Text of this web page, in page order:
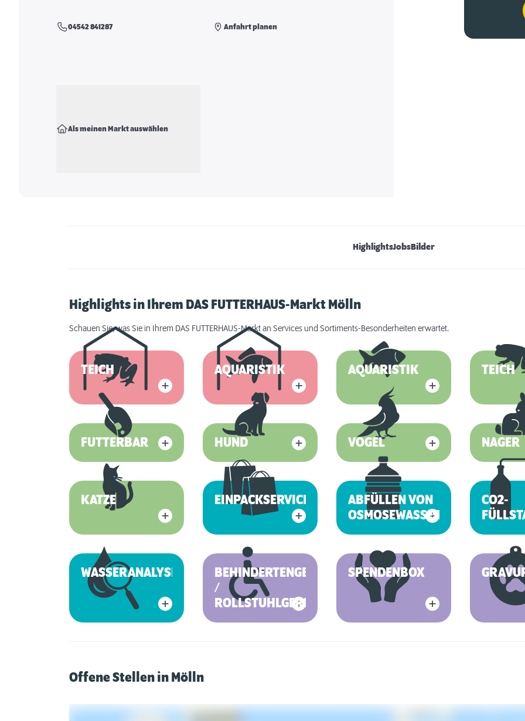
04542 841287 Anfahrt planen
Als meinen Markt auswählen
HighlightsJobsBilder
Highlights in Ihrem DAS FUTTERHAUS-Markt Mölln
Schauen Sie, was Sie in Ihrem DAS FUTTERHAUS-Markt an Services und Sortiments-Besonderheiten erwartet.
TEICH AQUARISTIK AQUARISTIK TEICH
FUTTERBAR HUND VOGEL NAGER
KATZE EINPACKSERVICE
ABFÜLLEN VON
OSMOSEWASSER
CO2-
WASSERANALYSE
BEHINDERTENGERECHT
/
ROLLSTUHLGERECHT
SPENDENBOX
Offene Stellen in Mölln